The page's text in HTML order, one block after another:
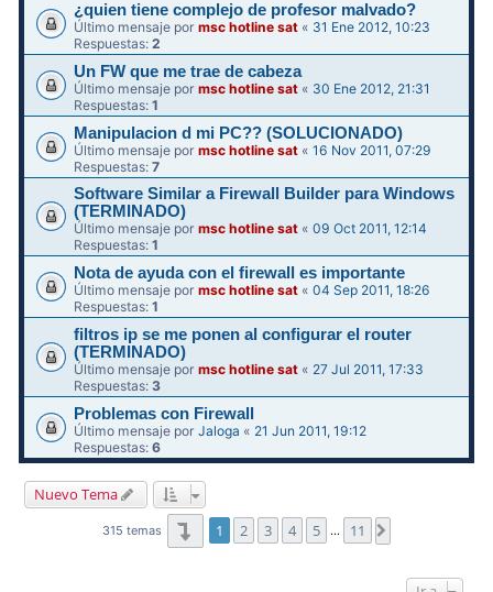
¿quien tiene complejo de profesor malvado?
Último mensaje pormsc hotline sat « 31 Ene 2012, 10:23
Respuestas:2
Un FW que me trae de cabeza
Último mensaje pormsc hotline sat « 30 Ene 2012, 21:31
Respuestas:1
Manipulacion d mi PC?? (SOLUCIONADO)
Último mensaje pormsc hotline sat «16 Nov 2011, 07:29
Respuestas:7
Software Similar a Firewall Builder para Windows
(TERMINADO)
Último mensaje pormsc hotline sat «09 Oct 2011, 12:14
Respuestas:1
Nota de ayuda con el firewall es importante
Último mensaje pormsc hotline sat «04 Sep 2011, 18:26
Respuestas:1
filtros ip se me ponen al configurar el router
(TERMINADO)
Último mensaje pormsc hotline sat « 27 Jul 2011, 17:33
Respuestas: 3
Problemas con Firewall
Último mensaje porJaloga « 21 Jun 2011, 19:12
Respuestas:6
Nuevo Tema
315 temas Página1 de 11
1 2 3 4 5 … 11